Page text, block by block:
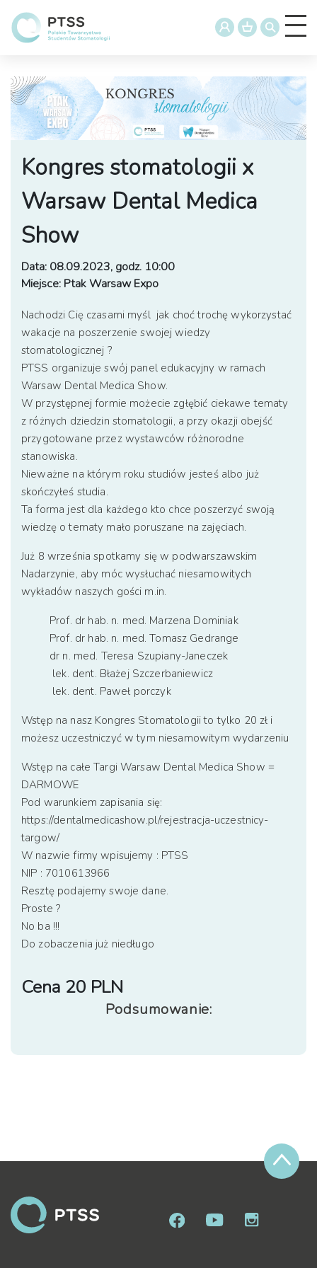
Kongres stomatologii x
Warsaw Dental Medica
Show
Data: 08.09.2023, godz. 10:00
Miejsce: Ptak Warsaw Expo
Nachodzi Cię czasami myśl jak choć trochę wykorzystać
wakacje na poszerzenie swojej wiedzy
stomatologicznej ?
PTSS organizuje swój panel edukacyjny w ramach
Warsaw Dental Medica Show.
W przystępnej formie możecie zgłębić ciekawe tematy
z różnych dziedzin stomatologii, a przy okazji obejść
przygotowane przez wystawców różnorodne
stanowiska.
Nieważne na którym roku studiów jesteś albo już
skończyłeś studia.
Ta forma jest dla każdego kto chce poszerzyć swoją
wiedzę o tematy mało poruszane na zajęciach.
Już 8 września spotkamy się w podwarszawskim
Nadarzynie, aby móc wysłuchać niesamowitych
wykładów naszych gości m.in.
Prof. dr hab. n. med. Marzena Dominiak
Prof. dr hab. n. med. Tomasz Gedrange
dr n. med. Teresa Szupiany-Janeczek
lek. dent. Błażej Szczerbaniewicz
lek. dent. Paweł porczyk
Wstęp na nasz Kongres Stomatologii to tylko 20 zł i
możesz uczestniczyć w tym niesamowitym wydarzeniu
Wstęp na całe Targi Warsaw Dental Medica Show =
DARMOWE
Pod warunkiem zapisania się:
https://dentalmedicashow.pl/rejestracja-uczestnicy-
targow/
W nazwie firmy wpisujemy : PTSS
NIP : 7010613966
Resztę podajemy swoje dane.
Proste ?
No ba !!!
Do zobaczenia już niedługo
Cena 20 PLN
Podsumowanie: